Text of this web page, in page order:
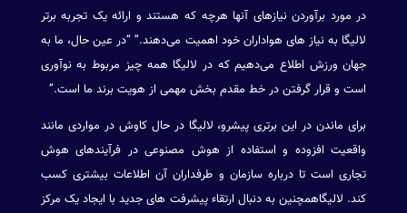
در مورد برآوردن نیازهای آنها هرچه که هستند و ارائه یک تجربه برتر
لالیگا به نیاز های هواداران خود اهمیت می‌دهند.” “در عین حال، ما به
جهان ورزش اطلاع می‌دهیم که در لالیگا همه چیز مربوط به نوآوری
است و قرار گرفتن در خط مقدم بخش مهمی از هویت برند ما است.”
برای ماندن در این برتری پیشرو، لالیگا در حال کاوش در مواردی مانند
واقعیت افزوده و استفاده از هوش مصنوعی در فرآیندهای هوش
تجاری است تا درباره سازمان و طرفداران آن اطلاعات بیشتری کسب
کند. لالیگاهمچنین به دنبال ارتقاء پیشرفت های جدید با ایجاد یک مرکز